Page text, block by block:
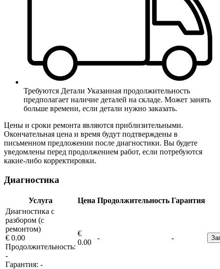
Требуются Детали Указанная продолжительность
предполагает наличие деталей на складе. Может занять
больше времени, если детали нужно заказать.
Цены и сроки ремонта являются приблизительными.
Окончательная цена и время будут подтверждены в
письменном предложении после диагностики. Вы будете
уведомлены перед продолжением работ, если потребуются
какие-либо корректировки.
Диагностика
Услуга Цена Продолжительность Гарантия
Диагностика с
разбором (с
ремонтом)
€ 0.00
Продолжительность:
-
Гарантия: -
€
0.00
- -